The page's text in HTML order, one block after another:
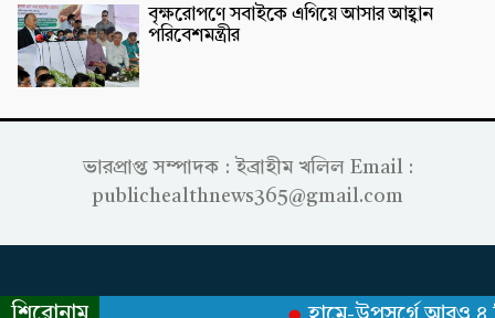
বৃক্ষরোপণে সবাইকে এগিয়ে আসার আহ্বান
পরিবেশমন্ত্রীর
ভারপ্রাপ্ত সম্পাদক : ইব্রাহীম খলিল Email :
publichealthnews365@gmail.com